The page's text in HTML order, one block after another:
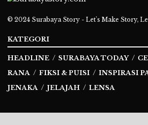
© 2024 Surabaya Story - Let's Make Story,
KATEGORI
HEADLINE SURABAYA TODAY
RANA
FIKSI & PUISI INSPIRASI
JENAKA
JELAJAH LENSA